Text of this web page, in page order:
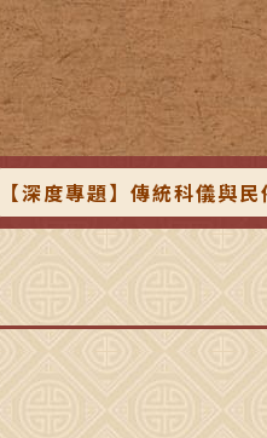
【深度專題】傳統科儀與民